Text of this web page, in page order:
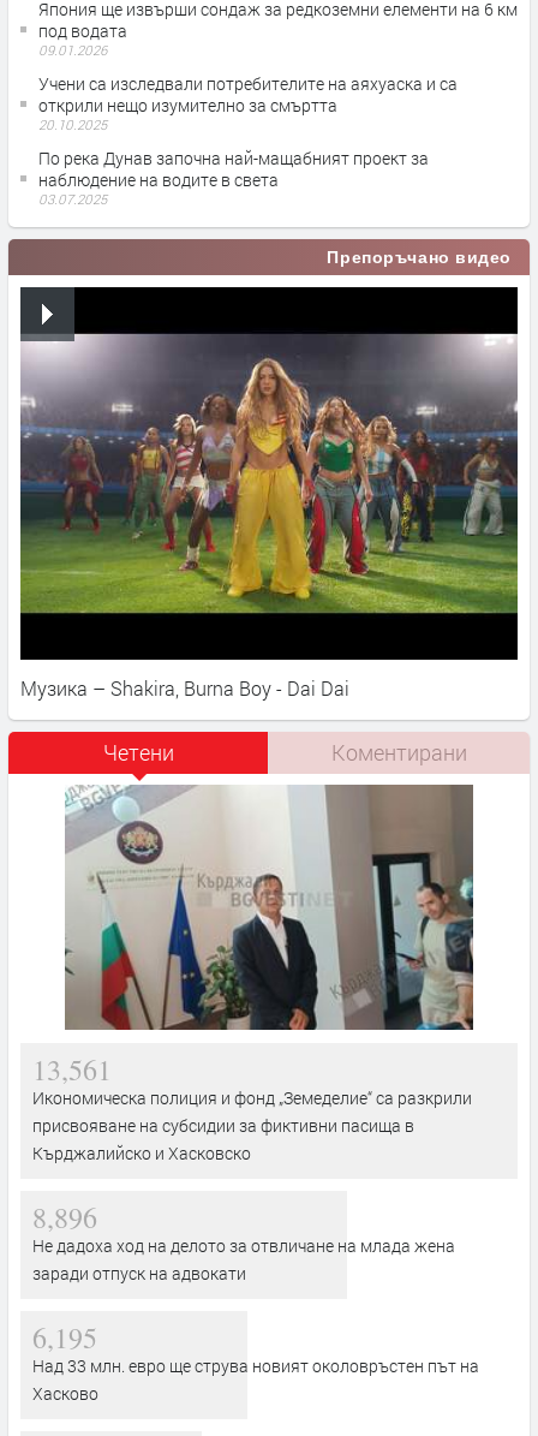
Япония ще извърши сондаж за редкоземни елементи на 6 км
под водата
09.01.2026
Учени са изследвали потребителите на аяхуаска и са
открили нещо изумително за смъртта
20.10.2025
По река Дунав започна най-мащабният проект за
наблюдение на водите в света
03.07.2025
Препоръчано видео
Музика – Shakira, Burna Boy - Dai Dai
Четени Коментирани
13,561
Икономическа полиция и фонд „Земеделие“ са разкрили
присвояване на субсидии за фиктивни пасища в
Кърджалийско и Хасковско
8,896
Не дадоха ход на делото за отвличане на млада жена
заради отпуск на адвокати
6,195
Над 33 млн. евро ще струва новият околовръстен път на
Хасково